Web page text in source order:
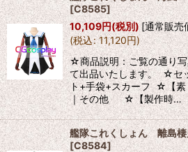
[C8585]
10,109円(税別)[通常販売
(税込: 11,120円)
☆商品説明：ご覧の通り
て出品いたします。 ☆セ
ト+手袋+スカーフ ☆
｜その他 ☆【製作時…
艦隊これくしょん 離島
[C8584]